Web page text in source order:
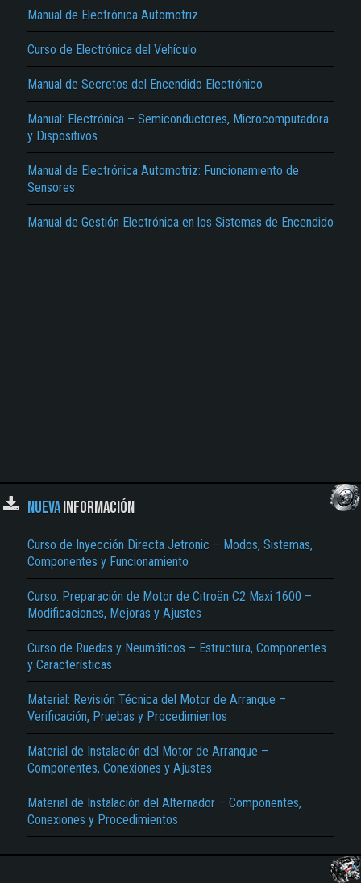
Manual de Electrónica Automotriz
Curso de Electrónica del Vehículo
Manual de Secretos del Encendido Electrónico
Manual: Electrónica – Semiconductores, Microcomputadora
y Dispositivos
Manual de Electrónica Automotriz: Funcionamiento de
Sensores
Manual de Gestión Electrónica en los Sistemas de Encendido
NUEVAINFORMACIÓN
Curso de Inyección Directa Jetronic – Modos, Sistemas,
Componentes y Funcionamiento
Curso: Preparación de Motor de Citroën C2 Maxi 1600 –
Modificaciones, Mejoras y Ajustes
Curso de Ruedas y Neumáticos – Estructura, Componentes
y Características
Material: Revisión Técnica del Motor de Arranque –
Verificación, Pruebas y Procedimientos
Material de Instalación del Motor de Arranque –
Componentes, Conexiones y Ajustes
Material de Instalación del Alternador – Componentes,
Conexiones y Procedimientos
El Título es incorrecto según el contenido.
No carga o no se visualiza el contenido.
Reportar otro tipo de error...